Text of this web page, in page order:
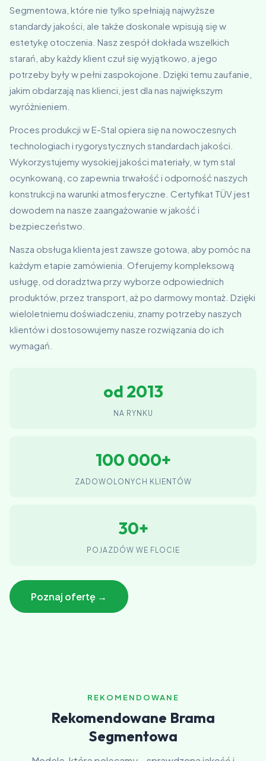
Segmentowa, które nie tylko spełniają najwyższe
standardy jakości, ale także doskonale wpisują się w
estetykę otoczenia. Nasz zespół dokłada wszelkich
starań, aby każdy klient czuł się wyjątkowo, a jego
potrzeby były w pełni zaspokojone. Dzięki temu zaufanie,
jakim obdarzają nas klienci, jest dla nas największym
wyróżnieniem.
Proces produkcji w E-Stal opiera się na nowoczesnych
technologiach i rygorystycznych standardach jakości.
Wykorzystujemy wysokiej jakości materiały, w tym stal
ocynkowaną, co zapewnia trwałość i odporność naszych
konstrukcji na warunki atmosferyczne. Certyfikat TÜV jest
dowodem na nasze zaangażowanie w jakość i
bezpieczeństwo.
Nasza obsługa klienta jest zawsze gotowa, aby pomóc na
każdym etapie zamówienia. Oferujemy kompleksową
usługę, od doradztwa przy wyborze odpowiednich
produktów, przez transport, aż po darmowy montaż. Dzięki
wieloletniemu doświadczeniu, znamy potrzeby naszych
klientów i dostosowujemy nasze rozwiązania do ich
wymagań.
od 2013
NA RYNKU
100 000+
ZADOWOLONYCH KLIENTÓW
30+
POJAZDÓW WE FLOCIE
Poznaj ofertę →
REKOMENDOWANE
Rekomendowane Brama
Segmentowa